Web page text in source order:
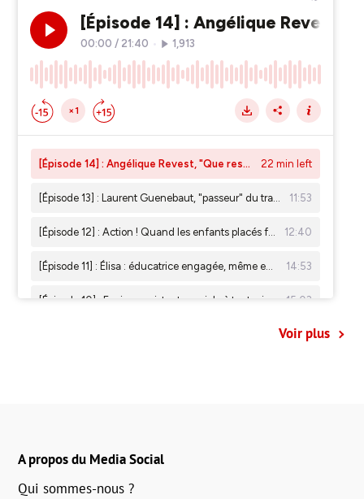
Voir plus
A propos du Media Social
Qui sommes-nous ?